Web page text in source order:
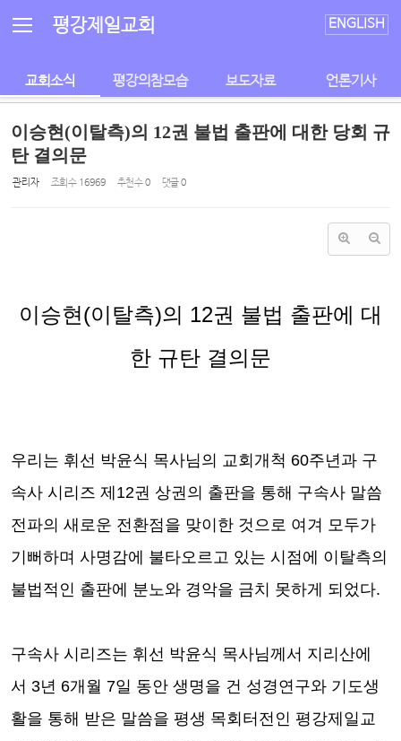
평강제일교회 ENGLISH
교회소식 평강의참모습 보도자료 언론기사
이승현(이탈측)의 12권 불법 출판에 대한 당회 규
탄 결의문
관리자 조회 수 16969 추천 수0 댓글0
이승현(이탈측)의 12권 불법 출판에 대
한 규탄 결의문
우리는 휘선 박윤식 목사님의 교회개척 60주년과 구
속사 시리즈 제 12권 상권의 출판을 통해 구속사 말씀
전파의 새로운 전환점을 맞이한 것으로 여겨 모두가
기뻐하며 사명감에 불타오르고 있는 시점에 이탈측의
불법적인 출판에 분노와 경악을 금치 못하게 되었다.
구속사 시리즈는 휘선 박윤식 목사님께서 지리산에
서 3년 6개월 7일 동안 생명을 건 성경연구와 기도생
활을 통해 받은 말씀을 평생 목회터전인 평강제일교